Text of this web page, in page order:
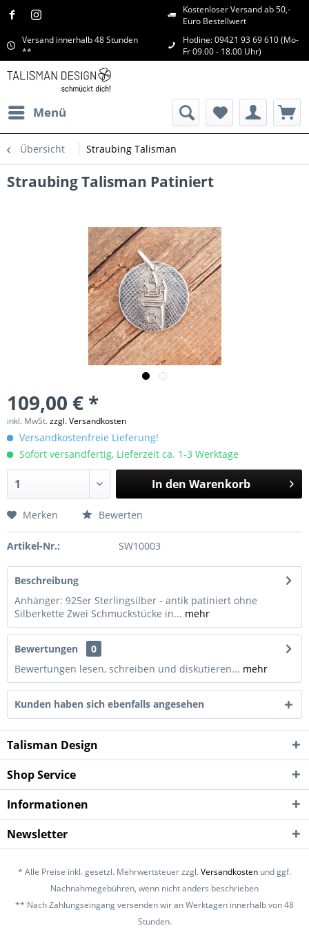
Kostenloser Versand ab 50,-
Euro Bestellwert
Versand innerhalb 48 Stunden
**
Hotline: 09421 93 69 610 (Mo-
Fr 09.00 - 18.00 Uhr)
Menü
Übersicht Straubing Talisman
Straubing Talisman Patiniert
109,00 € *
inkl. MwSt.zzgl. Versandkosten
Versandkostenfreie Lieferung!
Sofort versandfertig, Lieferzeit ca. 1-3 Werktage
In den Warenkorb
Merken Bewerten
Artikel-Nr.: SW10003
Beschreibung
Anhänger: 925er Sterlingsilber - antik patiniert ohne
Silberkette Zwei Schmuckstücke in... mehr
Bewertungen
0
Bewertungen lesen, schreiben und diskutieren... mehr
Kunden haben sich ebenfalls angesehen
Talisman Design
Shop Service
Informationen
Newsletter
* Alle Preise inkl. gesetzl. Mehrwertsteuer zzgl.Versandkosten und ggf.
Nachnahmegebühren, wenn nicht anders beschrieben
** Nach Zahlungseingang versenden wir an Werktagen innerhalb von 48
Stunden.